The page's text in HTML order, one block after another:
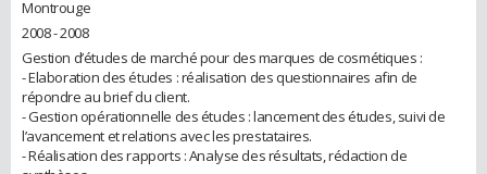
Montrouge
2008 - 2008
Gestion d’études de marché pour des marques de cosmétiques :
- Elaboration des études : réalisation des questionnaires afin de
répondre au brief du client.
- Gestion opérationnelle des études : lancement des études, suivi de
l’avancement et relations avec les prestataires.
- Réalisation des rapports : Analyse des résultats, rédaction de